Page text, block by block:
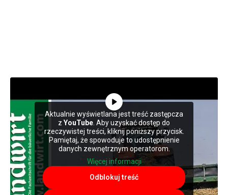
Aktualnie wyświetlana jest treść zastępcza
z YouTube . Aby uzyskać dostęp do
rzeczywistej treści, kliknij poniższy przycisk.
Pamiętaj, że spowoduje to udostępnienie
danych zewnętrznym operatorom.
Więcej informacji
Odblokuj treść